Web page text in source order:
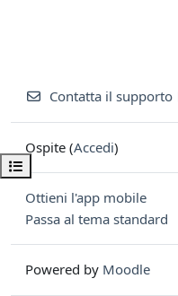
Apri indice del corso
Contatta il supporto
Ospite (Accedi)
Ottieni l'app mobile
Passa al tema standard
Powered by Moodle